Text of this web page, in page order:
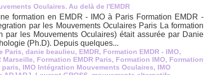
Oculaires. Au delà de l'EMDR
formation en EMDR - IMO à Paris Formation EMDR -
par les Mouvements Oculaires Paris La formation
par les Mouvements Oculaires) était assurée par Danie
(Ph.D). Depuis quelques...
Paris, danie beaulieu, EMDR, Formation EMDR - IMO,
Marseille, Formation EMDR Paris, Formation IMO, Formation
paris, IMO Intégration Mouvements Oculaires, IMO